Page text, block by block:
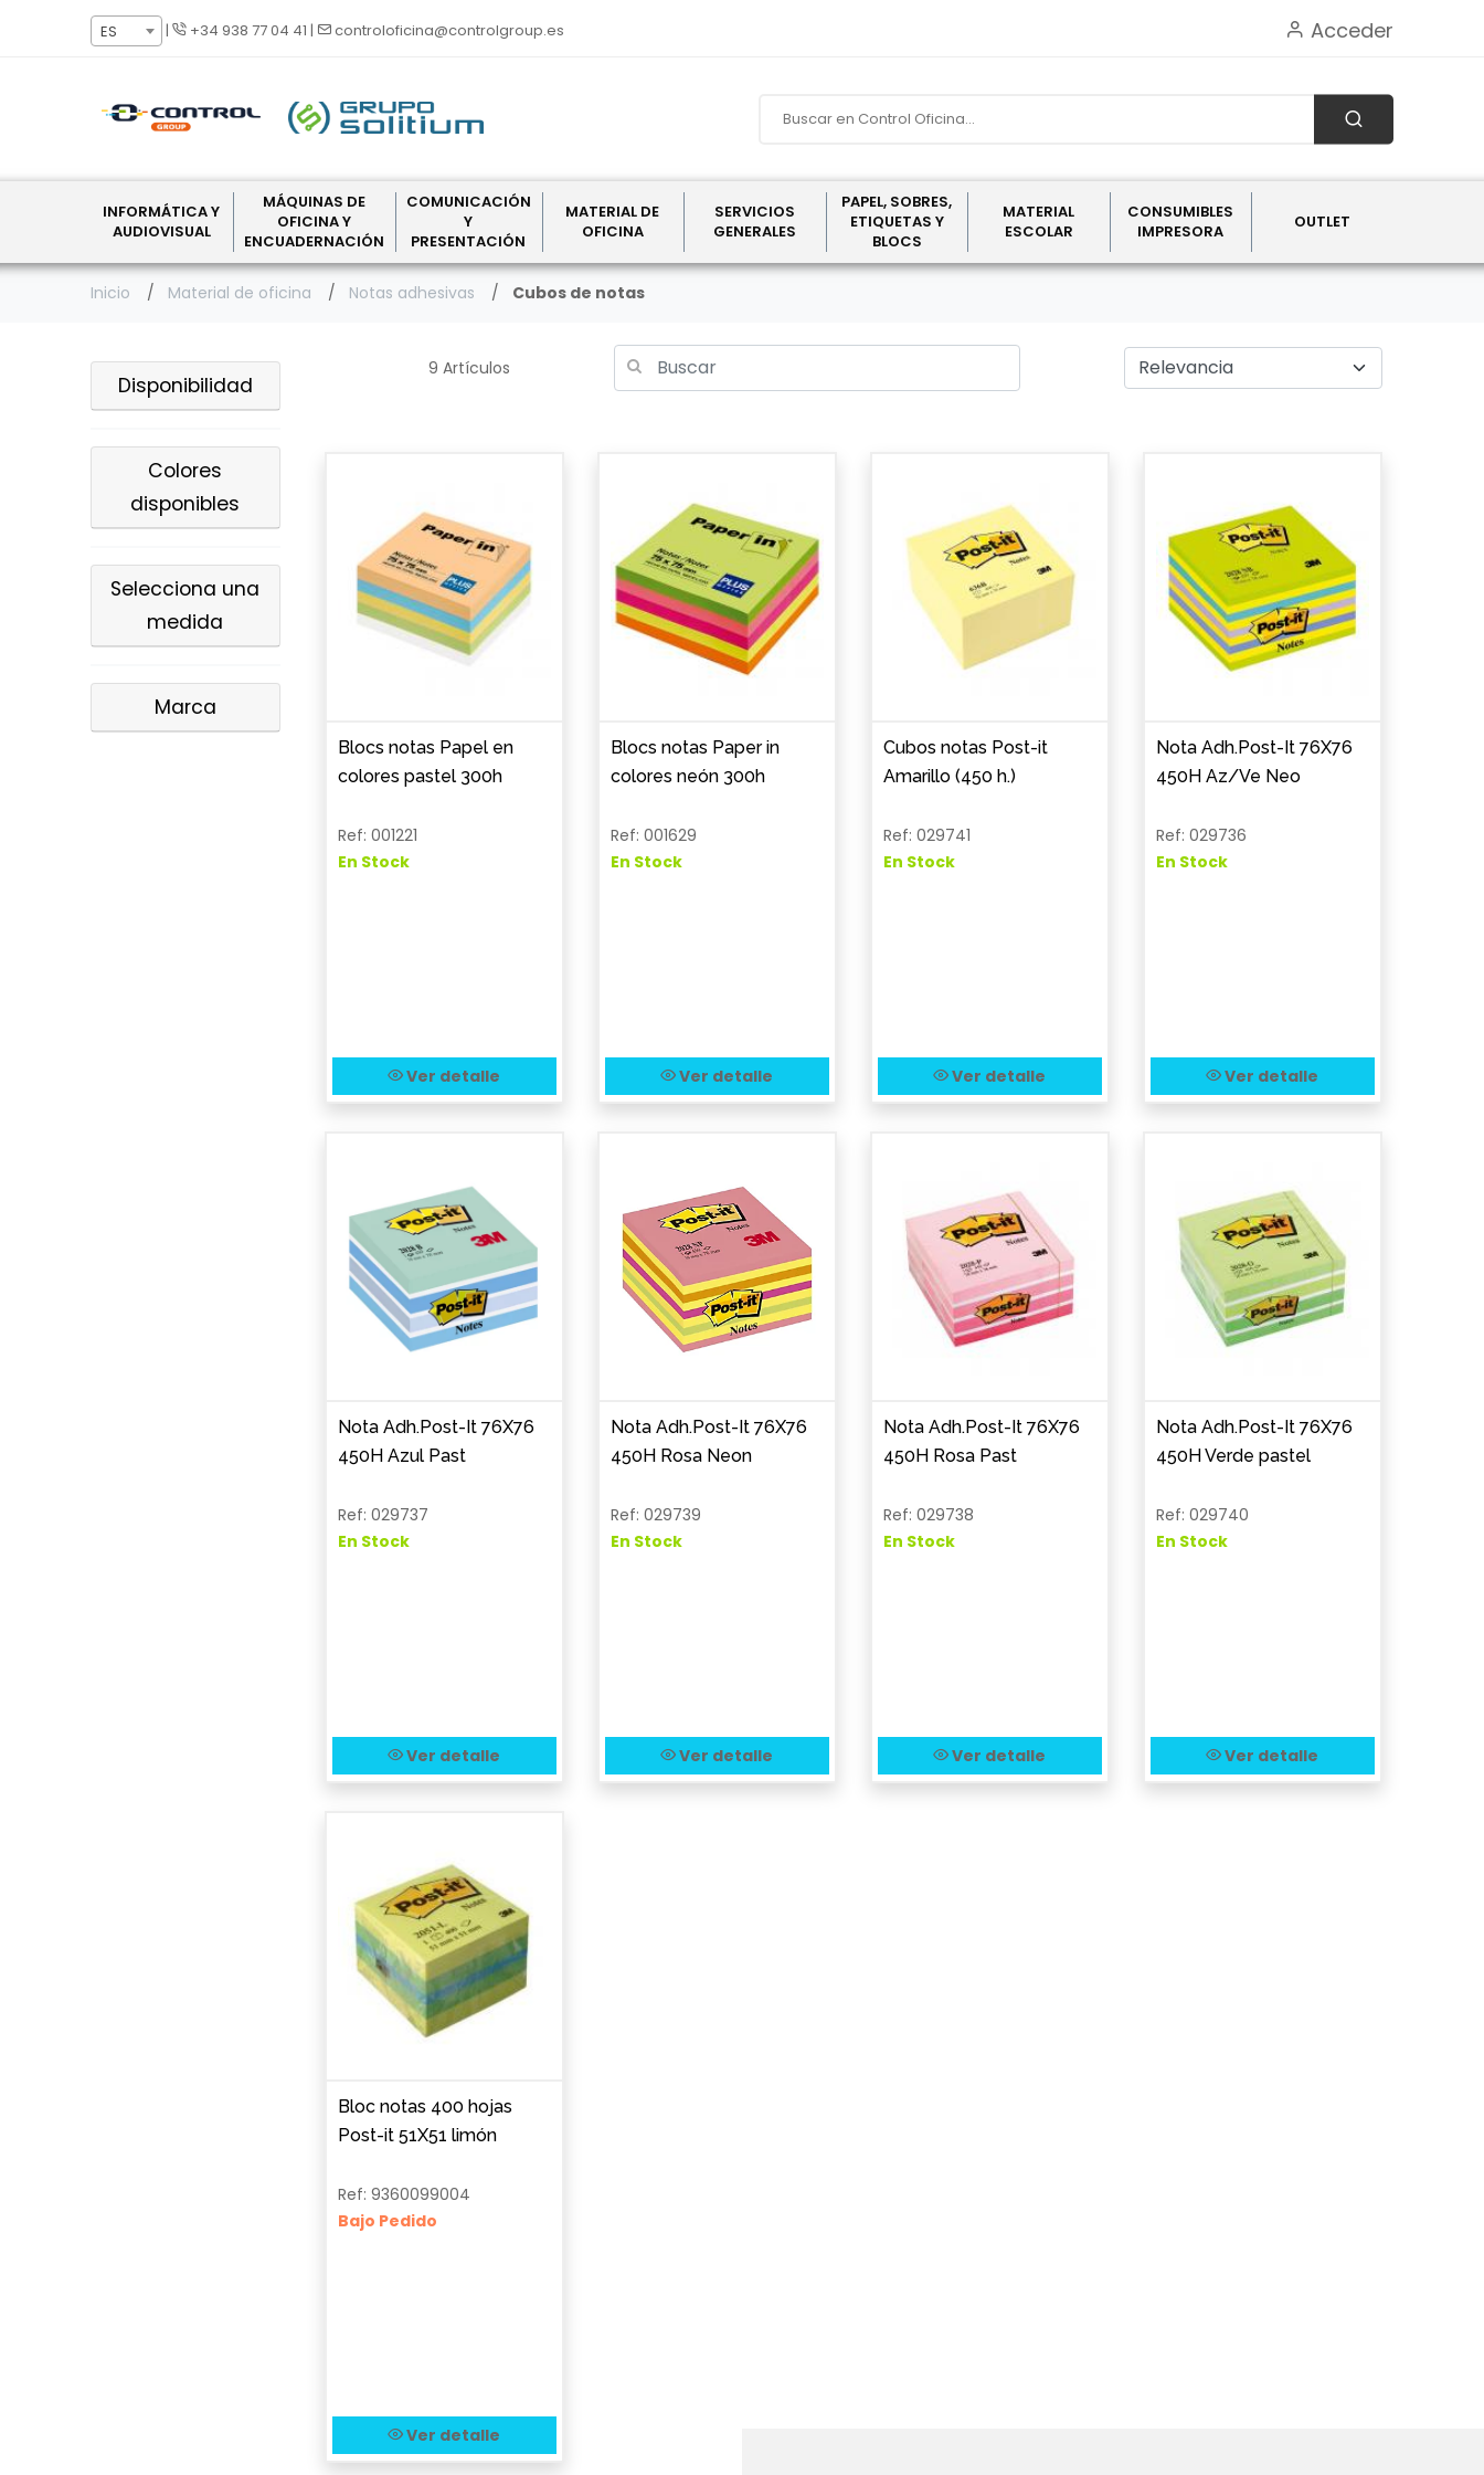
ES | +34 938 77 04 41 | controloficina@controlgroup.es Acceder
INFORMÁTICA Y
AUDIOVISUAL
MÁQUINAS DE
OFICINA Y
ENCUADERNACIÓN
COMUNICACIÓN
Y
PRESENTACIÓN
MATERIAL DE
OFICINA
SERVICIOS
GENERALES
PAPEL, SOBRES,
ETIQUETAS Y
BLOCS
MATERIAL
ESCOLAR
CONSUMIBLES
IMPRESORA
OUTLET
Inicio Material de oficina Notas adhesivas Cubos de notas
Disponibilidad
Colores
disponibles
Selecciona una
medida
Marca
9 Artículos
Blocs notas Papel en
colores pastel 300h
Ref: 001221
En Stock
Ver detalle
Blocs notas Paper in
colores neón 300h
Ref: 001629
En Stock
Ver detalle
Cubos notas Post-it
Amarillo (450 h.)
Ref: 029741
En Stock
Ver detalle
Nota Adh.Post-It 76X76
450H Az/Ve Neo
Ref: 029736
En Stock
Ver detalle
Nota Adh.Post-It 76X76
450H Azul Past
Ref: 029737
En Stock
Ver detalle
Nota Adh.Post-It 76X76
450H Rosa Neon
Ref: 029739
En Stock
Ver detalle
Nota Adh.Post-It 76X76
450H Rosa Past
Ref: 029738
En Stock
Ver detalle
Nota Adh.Post-It 76X76
450H Verde pastel
Ref: 029740
En Stock
Ver detalle
Bloc notas 400 hojas
Post-it 51X51 limón
Ref: 9360099004
Bajo Pedido
Ver detalle